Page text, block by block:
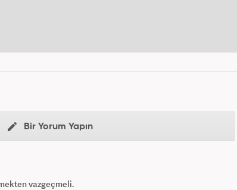
Bir Yorum Yapın
vazgeçmeli.